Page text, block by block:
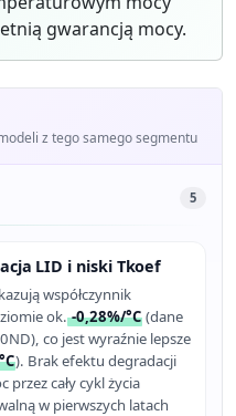
gwarancją mocy.
z tego samego segmentu
5
LID i niski Tkoef
współczynnik
ok.-0,28%/°C (dane
co jest wyraźnie lepsze
). Brak efektu degradacji
przez cały cykl życia
w pierwszych latach